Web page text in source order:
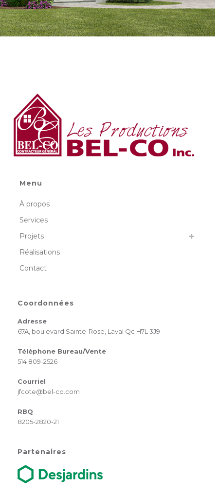
Menu
À propos
Services
Projets
Réalisations
Contact
Coordonnées
Adresse
67A, boulevard Sainte-Rose, Laval Qc H7L 3J9
Téléphone Bureau/Vente
514 809-2526
Courriel
jfcote@bel-co.com
RBQ
8205-2820-21
Partenaires